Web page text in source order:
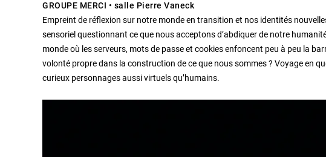
GROUPE MERCI • salle Pierre Vaneck
Empreint de réflexion sur notre monde en transition et nos identités
sensoriel questionnant ce que nous acceptons d’abdiquer de notre
monde où les serveurs, mots de passe et cookies enfoncent peu à peu la
volonté propre dans la construction de ce que nous sommes ? Voyage en
curieux personnages aussi virtuels qu’humains.